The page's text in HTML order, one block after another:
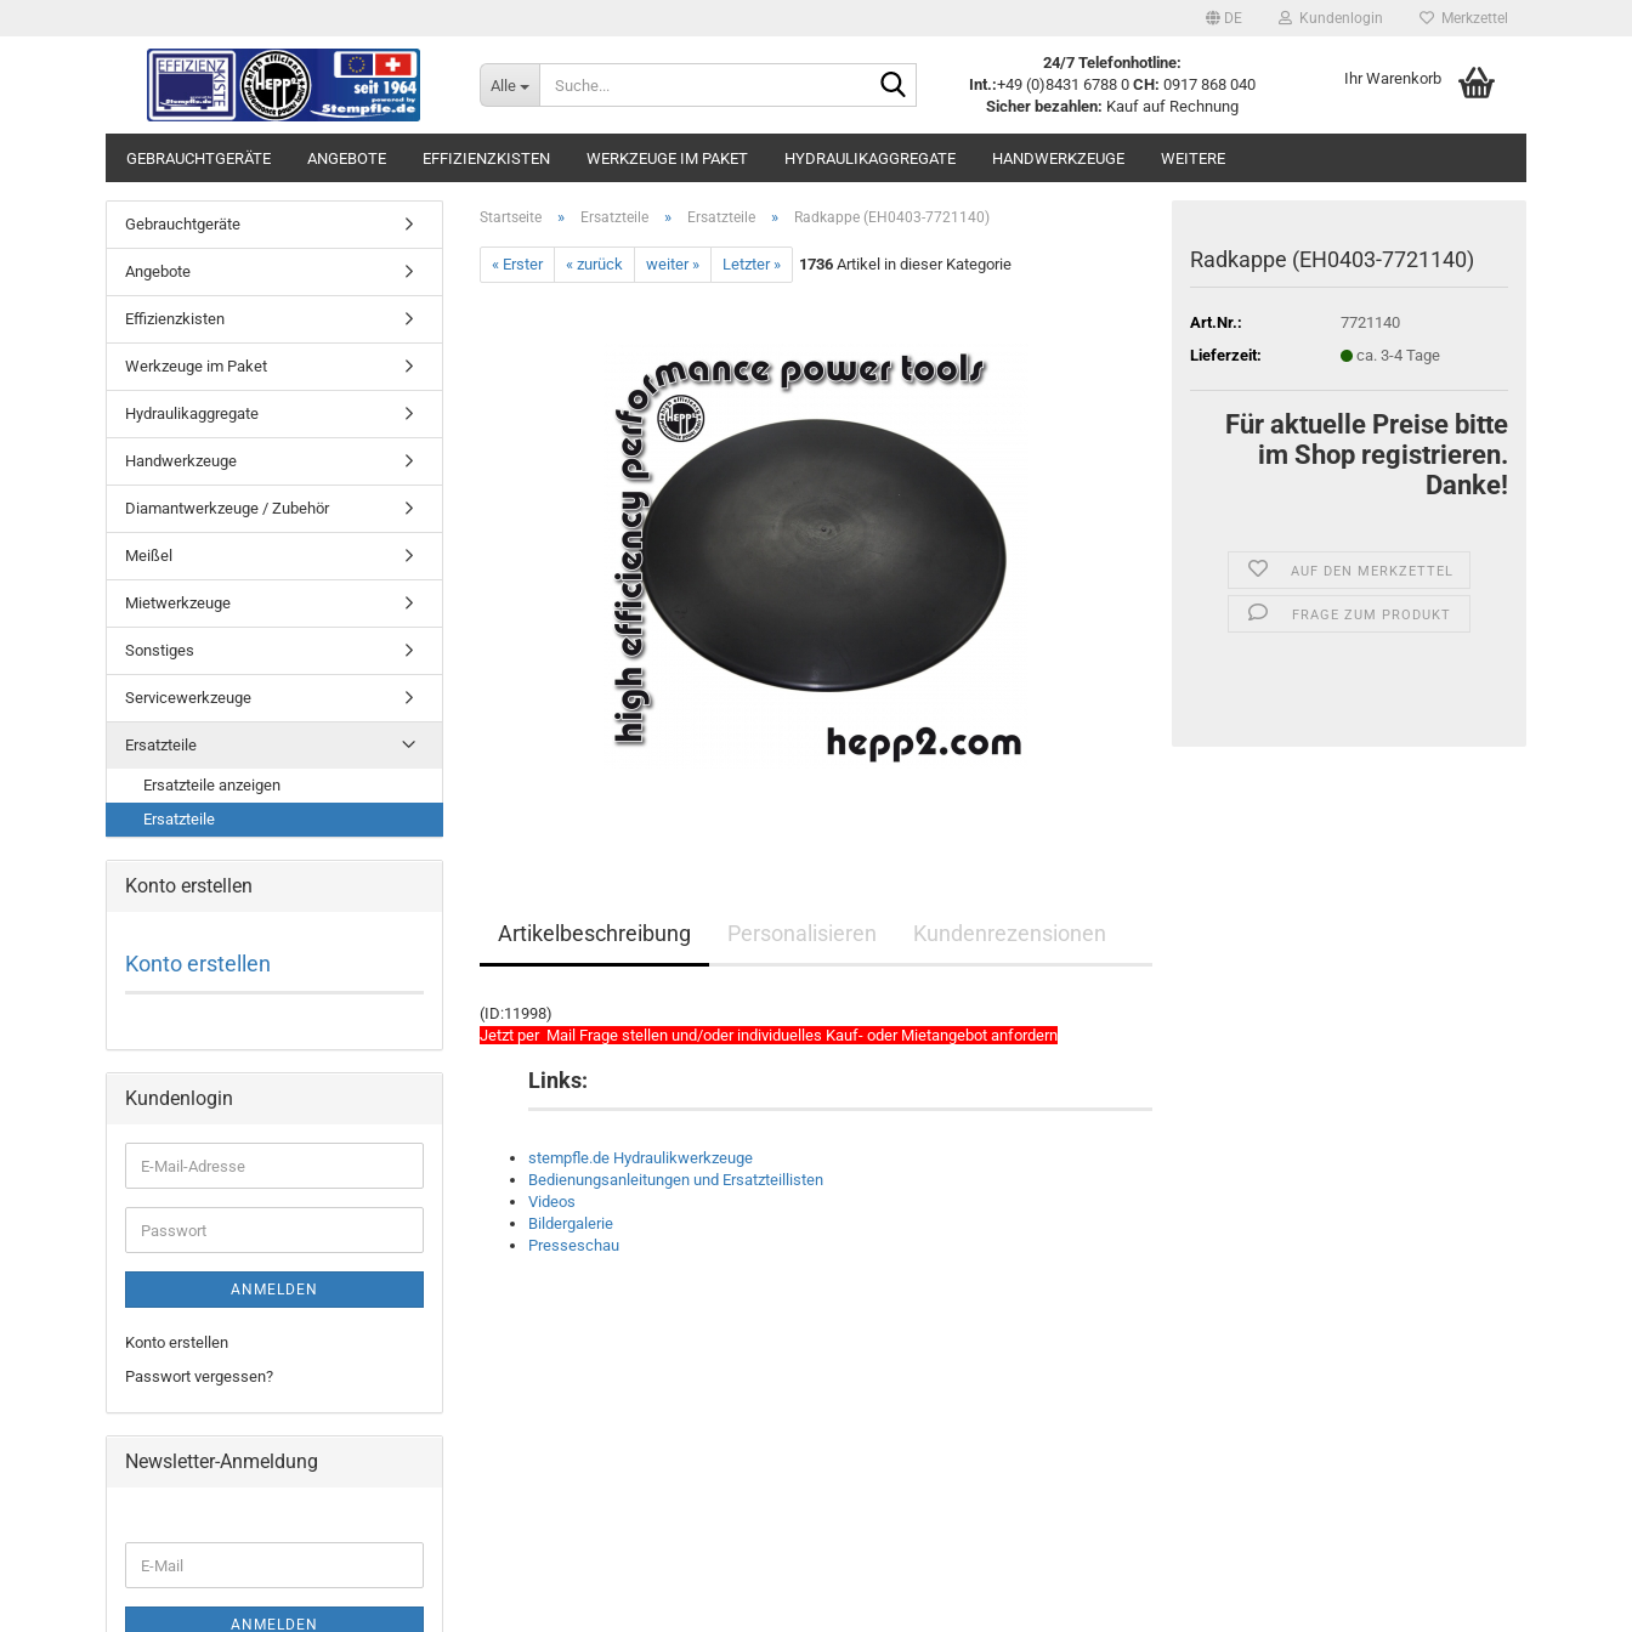
DE Kundenlogin Merkzettel
Alle
24/7 Telefonhotline:
Int.:+49 (0)8431 6788 0 CH: 0917 868 040
Sicher bezahlen: Kauf auf Rechnung
Ihr Warenkorb
GEBRAUCHTGERÄTE ANGEBOTE EFFIZIENZKISTEN WERKZEUGE IM PAKET HYDRAULIKAGGREGATE HANDWERKZEUGE WEITERE
Startseite » Ersatzteile » Ersatzteile » Radkappe (EH0403-7721140)
« Erster « zurück weiter » Letzter » 1736Artikel in dieser Kategorie Radkappe (EH0403-7721140)
Art.Nr.:
7721140
Lieferzeit:
ca. 3-4 Tage
Für aktuelle Preise bitte
im Shop registrieren.
Danke!
AUF DEN MERKZETTEL
FRAGE ZUM PRODUKT
Artikelbeschreibung Personalisieren Kundenrezensionen
(ID:11998)
Jetzt per Mail Frage stellen und/oder individuelles Kauf- oder Mietangebot anfordern
Links:
stempfle.de Hydraulikwerkzeuge
Bedienungsanleitungen und Ersatzteillisten
Videos
Bildergalerie
Presseschau
Gebrauchtgeräte
Angebote
Effizienzkisten
Werkzeuge im Paket
Hydraulikaggregate
Handwerkzeuge
Diamantwerkzeuge / Zubehör
Meißel
Mietwerkzeuge
Sonstiges
Servicewerkzeuge
Ersatzteile
Ersatzteile anzeigen
Ersatzteile
Konto erstellen
Konto erstellen
Kundenlogin
E-
Mail-
Adresse
Passwort
ANMELDEN
Konto erstellen
Passwort vergessen?
Newsletter-Anmeldung
ZUR
E-
Mail
ANMELDEN